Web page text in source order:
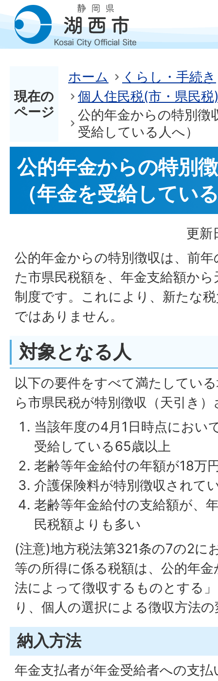
現在の
ページ
ホーム
くらし・手続き
個人住民税(市・県民税
公的年金からの特別徴
受給している人へ）
公的年金からの特別
（年金を受給してい
更新
公的年金からの特別徴収は、前
た市県民税額を、年金支給額か
制度です。これにより、新たな
ではありません。
対象となる人
以下の要件をすべて満たしてい
ら市県民税が特別徴収（天引き
当該年度の4月1日時点におい
受給している65歳以上
老齢等年金給付の年額が18万
介護保険料が特別徴収されて
老齢等年金給付の支給額が、
民税額よりも多い
(注意)地方税法第321条の7の2に
等の所得に係る税額は、公的年
法によって徴収するものとする
り、個人の選択による徴収方法
納入方法
年金支払者が年金受給者への支